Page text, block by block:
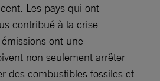
Les pays qui ont
contribué à la crise
ont une
non seulement arrêter
des combustibles fossiles et